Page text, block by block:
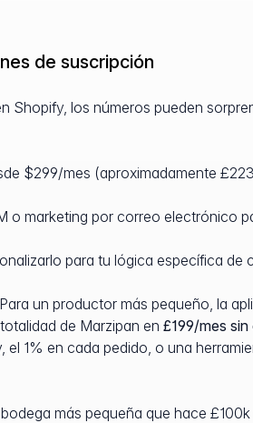
de suscripción
Shopify, los números pueden
$299/mes (aproximadamente
o marketing por correo electrónico
para tu lógica específica de
un productor más pequeño, la
de Marzipan en £199/mes
1% en cada pedido, o una
más pequeña que hace